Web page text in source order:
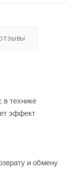
в технике
эффект
и обмену